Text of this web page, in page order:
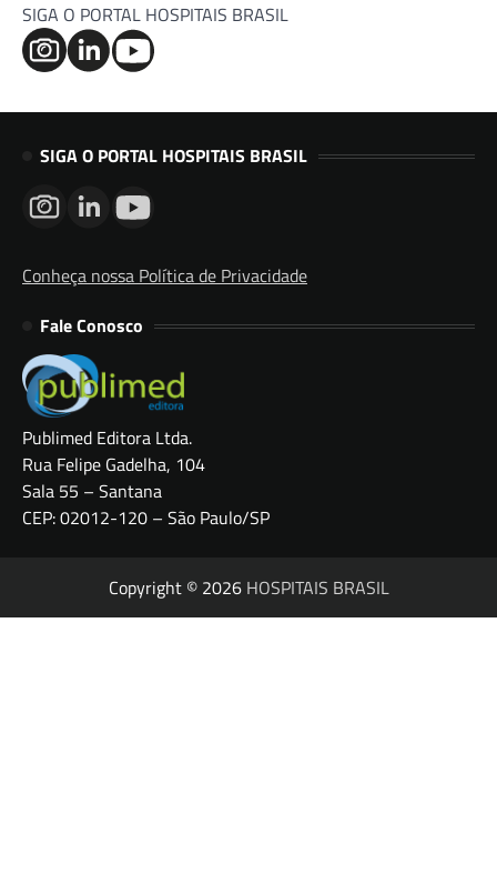
SIGA O PORTAL HOSPITAIS BRASIL
SIGA O PORTAL HOSPITAIS BRASIL
Conheça nossa Política de Privacidade
Fale Conosco
Publimed Editora Ltda.
Rua Felipe Gadelha, 104
Sala 55 – Santana
CEP: 02012-120 – São Paulo/SP
Copyright © 2026 HOSPITAIS BRASIL